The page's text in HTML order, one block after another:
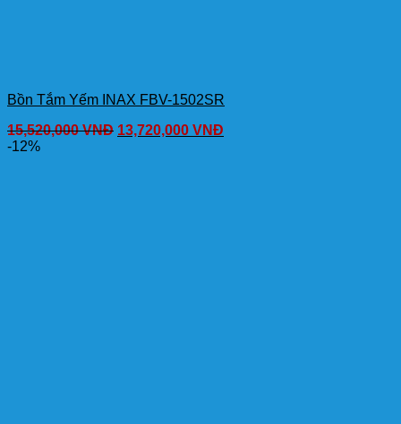
Bồn Tắm Yếm INAX FBV-1502SR
15,520,000VNĐ 13,720,000 VNĐ
-12%